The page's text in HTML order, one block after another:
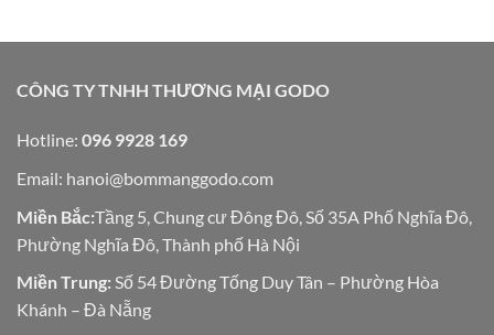
CÔNG TY TNHH THƯƠNG MẠI GODO
Hotline: 096 9928 169
Email: hanoi@bommanggodo.com
Miền Bắc:Tầng 5, Chung cư Đông Đô, Số 35A Phố Nghĩa Đô,
Phường Nghĩa Đô, Thành phố Hà Nội
Miền Trung: Số 54 Đường Tống Duy Tân – Phường Hòa
Khánh – Đà Nẵng